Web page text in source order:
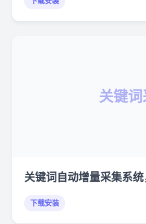
关键
关键词自动增量采集系
下载安装